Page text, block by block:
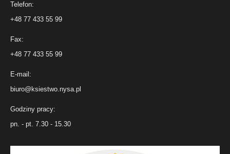
Telefon:
+48 77 433 55 99
Fax:
+48 77 433 55 99
E-mail:
biuro@ksiestwo.nysa.pl
Godziny pracy:
pn. - pt. 7.30 - 15.30